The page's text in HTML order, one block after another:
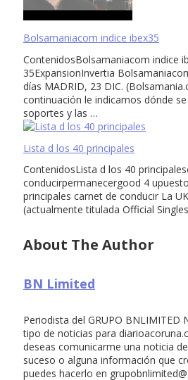
Bolsamaniacom indice ibex35
ContenidosBolsamaniacom indice
35ExpansionInvertia
días MADRID, 23 DIC.
continuación le indicamos dónde
soportes y las …
Lista d los 40 principales
ContenidosLista d los 40
conducirpermanecergood 4
principales carnet de conducir La
(actualmente titulada Official
About The Author
BN Limited
Periodista del GRUPO BNLIMITED
tipo de noticias para
deseas comunicarme una noticia
suceso o alguna información que
puedes hacerlo en